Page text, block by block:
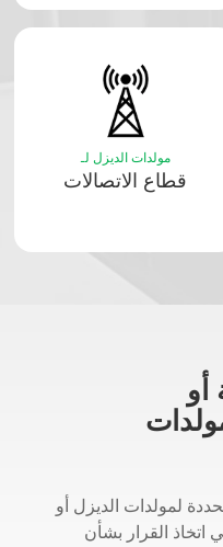
مولدات الديزل لـ
قطاع الاتصالات
أو
لمولدات الديزل أو
القرار بشأن